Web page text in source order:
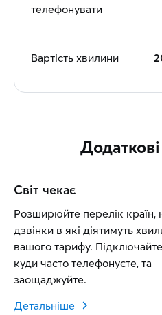
телефонувати
Вартість хвилини
Світ чекає
Розширюйте перелік країн,
дзвінки в які діятимуть
вашого тарифу.
куди часто телефонуєте, та
заощаджуйте.
Детальніше